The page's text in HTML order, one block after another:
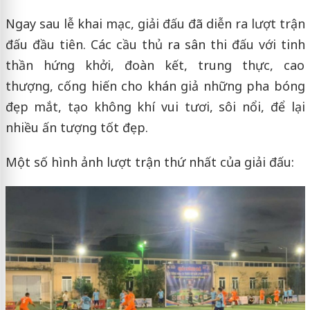
Ngay sau lễ khai mạc, giải đấu đã diễn ra lượt trận
đấu đầu tiên. Các cầu thủ ra sân thi đấu với tinh
thần hứng khởi, đoàn kết, trung thực, cao
thượng, cống hiến cho khán giả những pha bóng
đẹp mắt, tạo không khí vui tươi, sôi nổi, để lại
nhiều ấn tượng tốt đẹp.
Một số hình ảnh lượt trận thứ nhất của giải đấu: